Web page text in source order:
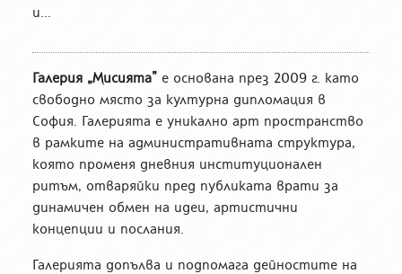
и...
Галерия „Мисията” е основана през 2009 г. като
свободно място за културна дипломация в
София. Галерията е уникално арт пространство
в рамките на административната структура,
която променя дневния институционален
ритъм, отваряйки пред публиката врати за
динамичен обмен на идеи, артистични
концепции и послания.
Галерията допълва и подпомага дейностите на